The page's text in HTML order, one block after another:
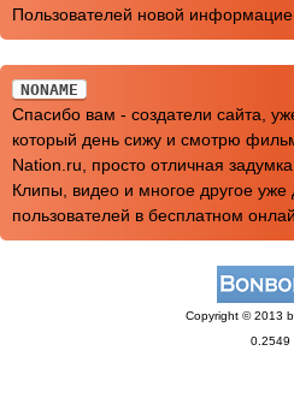
Пользователей новой
NONAME
Спасибо вам - создатели сайта,
который день сижу и смотрю
Nation.ru, просто отличная
Клипы, видео и многое другое уже
пользователей в бесплатном
Copyright © 2013
0.2549